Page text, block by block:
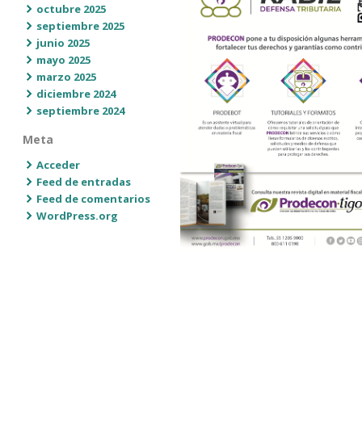
octubre 2025
septiembre 2025
junio 2025
mayo 2025
marzo 2025
diciembre 2024
septiembre 2024
Meta
Acceder
Feed de entradas
Feed de comentarios
WordPress.org